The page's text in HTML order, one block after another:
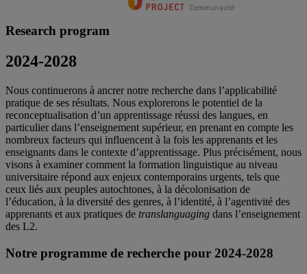
Research program
2024-2028
Nous continuerons à ancrer notre recherche dans l’applicabilité
pratique de ses résultats. Nous explorerons le potentiel de la
reconceptualisation d’un apprentissage réussi des langues, en
particulier dans l’enseignement supérieur, en prenant en compte les
nombreux facteurs qui influencent à la fois les apprenants et les
enseignants dans le contexte d’apprentissage. Plus précisément, nous
visons à examiner comment la formation linguistique au niveau
universitaire répond aux enjeux contemporains urgents, tels que
ceux liés aux peuples autochtones, à la décolonisation de
l’éducation, à la diversité des genres, à l’identité, à l’agentivité des
apprenants et aux pratiques de translanguaging dans l’enseignement
des L2.
Notre programme de recherche pour 2024-2028